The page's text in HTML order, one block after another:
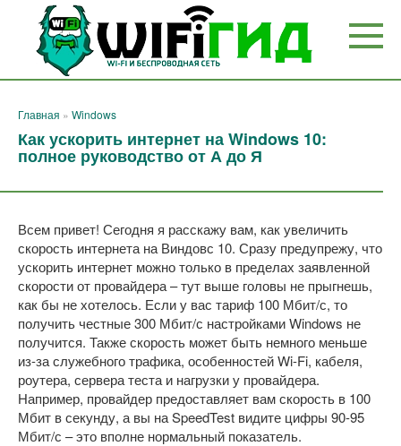
Перейти
контенту
Главная » Windows
Как ускорить интернет на Windows 10:
полное руководство от А до Я
Всем привет! Сегодня я расскажу вам, как увеличить
скорость интернета на Виндовс 10. Сразу предупрежу, что
ускорить интернет можно только в пределах заявленной
скорости от провайдера – тут выше головы не прыгнешь,
как бы не хотелось. Если у вас тариф 100 Мбит/с, то
получить честные 300 Мбит/с настройками Windows не
получится. Также скорость может быть немного меньше
из-за служебного трафика, особенностей Wi-Fi, кабеля,
роутера, сервера теста и нагрузки у провайдера.
Например, провайдер предоставляет вам скорость в 100
Мбит в секунду, а вы на SpeedTest видите цифры 90-95
Мбит/с – это вполне нормальный показатель.